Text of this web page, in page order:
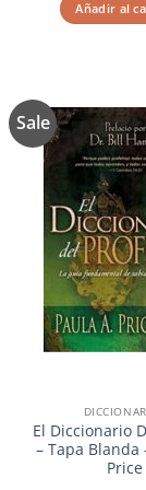
Añadir al
Sale
El Diccionario
– Tapa Blanda
Price